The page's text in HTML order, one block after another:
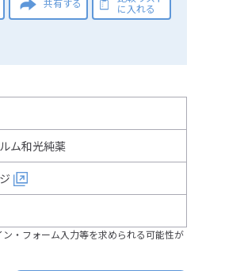
共有する
に入れる
ム和光純薬
・フォーム入力等を求められる可能性が